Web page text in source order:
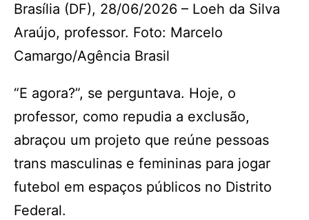
Brasília (DF), 28/06/2026 – Loeh da Silva
Araújo, professor. Foto: Marcelo
Camargo/Agência Brasil
“E agora?”, se perguntava. Hoje, o
professor, como repudia a exclusão,
abraçou um projeto que reúne pessoas
trans masculinas e femininas para jogar
futebol em espaços públicos no Distrito
Federal.